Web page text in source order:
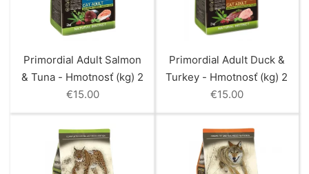
Primordial Adult Salmon
& Tuna - Hmotnosť (kg) 2
€15.00
Primordial Adult Duck &
Turkey - Hmotnosť (kg) 2
€15.00